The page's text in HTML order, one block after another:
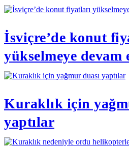
İsviçre’de konut
yükselmeye devam
Kuraklık için
yaptılar